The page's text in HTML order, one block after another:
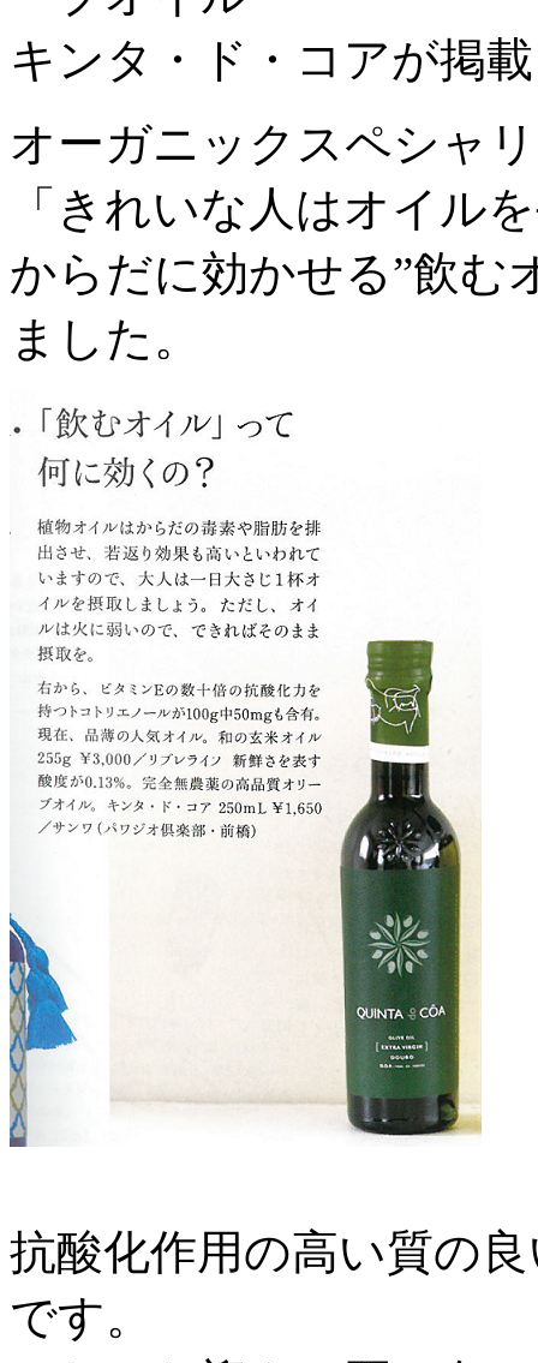
キンタ・ド・コアが掲
オーガニックスペシャ
「きれいな人はオイル
からだに効かせる”飲む
ました。
抗酸化作用の高い質の
です。